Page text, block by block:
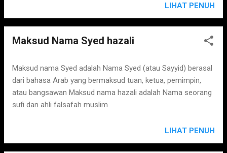
LIHAT PENUH
Maksud Nama Syed hazali
Maksud nama Syed adalah Nama Syed (atau Sayyid) berasal
dari bahasa Arab yang bermaksud tuan, ketua, pemimpin,
atau bangsawan Maksud nama hazali adalah Nama seorang
sufi dan ahli falsafah muslim
LIHAT PENUH